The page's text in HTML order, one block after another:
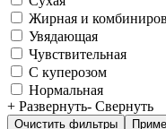
Жирная и
Увядающая
Чувствительная
С куперозом
Нормальная
+ Развернуть- Свернуть